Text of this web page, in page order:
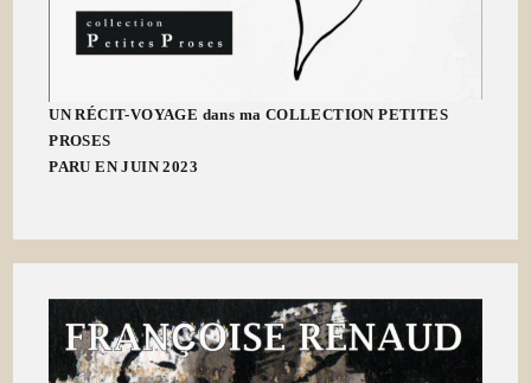
UN RÉCIT-VOYAGE dans ma COLLECTION PETITES
PROSES
PARU EN JUIN 2023